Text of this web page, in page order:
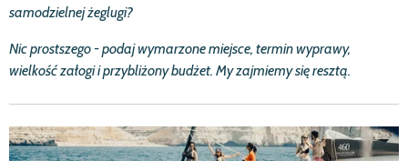
samodzielnejżeglugi?
Nic prostszego - podaj wymarzone miejsce, termin wyprawy,
wielkośćzałogi i przybliżony budżet. My zajmiemy się resztą.